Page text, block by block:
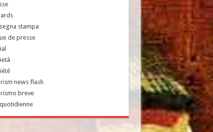
stampa
de presse
news flash
breve